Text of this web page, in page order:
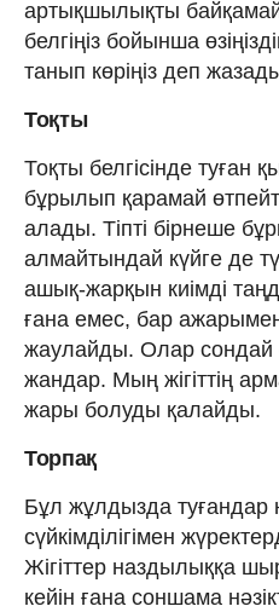
артықшылықты
белгіңіз бойынша
танып көріңіз деп
Тоқты
Тоқты белгісінде туған
бұрылып қарамай
алады. Тіпті бірнеше
алмайтындай күйге де
ашық-жарқын киімді
ғана емес, бар
жаулайды. Олар сондай
жандар. Мың жігіттің
жары болуды қалайды.
Торпақ
Бұл жұлдызда туғандар
сүйкімділігімен
Жігіттер наздылыққа
кейін ғана соншама